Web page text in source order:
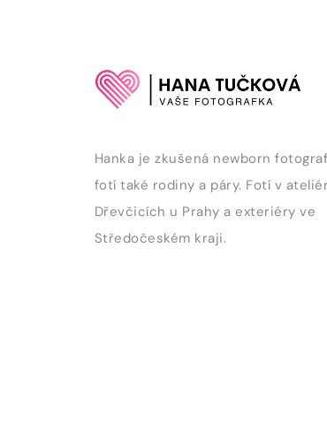
Hanka je zkušená newborn
fotí také rodiny a páry. Fotí v
Dřevčicích u Prahy a exteriéry ve
Středočeském kraji.